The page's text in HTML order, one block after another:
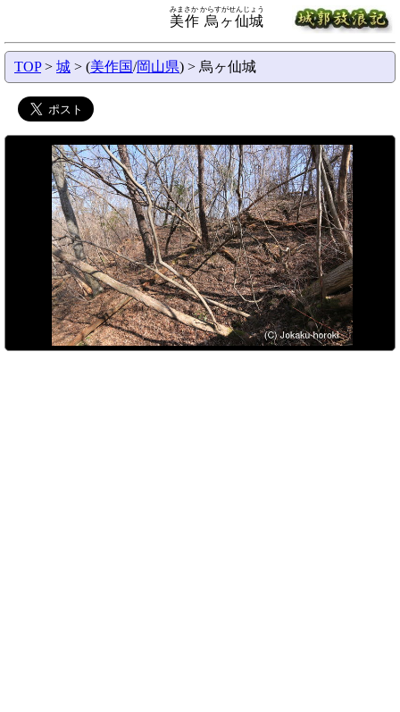
美作 烏ヶ仙城
みまさか からすがせんじょう
TOP> 城 > (美作国/岡山県) > 烏ヶ仙城